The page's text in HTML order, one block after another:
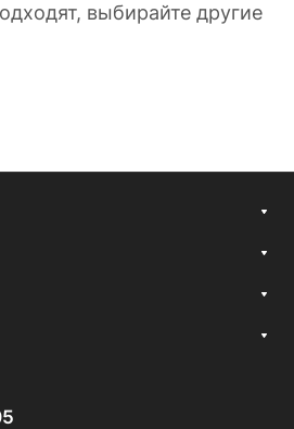
выбирайте другие